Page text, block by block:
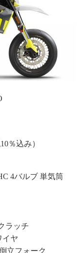
％込み）
4バルブ 単気筒
ラッチ
イヤ
立フォーク